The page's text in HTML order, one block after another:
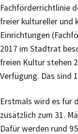
Fachförderrichtlinie
freier kultureller und
Einrichtungen
2017 im Stadtrat
freien Kultur stehen
Verfügung. Das sind
Erstmals wird es für
zusätzlich zum 31.
Dafür werden rund